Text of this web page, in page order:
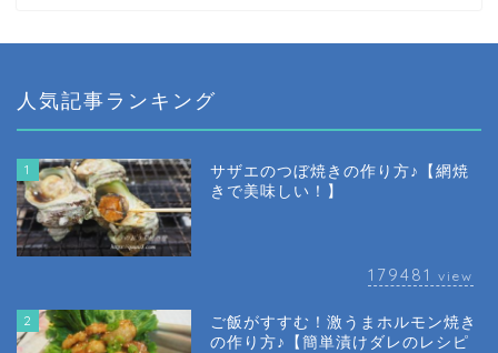
人気記事ランキング
1
サザエのつぼ焼きの作り方♪【網焼
きで美味しい！】
179481 view
2
ご飯がすすむ！激うまホルモン焼き
の作り方♪【簡単漬けダレのレシピ